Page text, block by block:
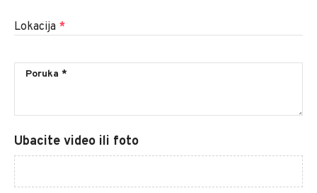
Lokacija *
Ubacite video ili foto